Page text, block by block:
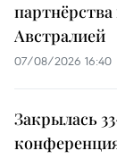
Австралией
07/08/2026 16:40
Закрылась